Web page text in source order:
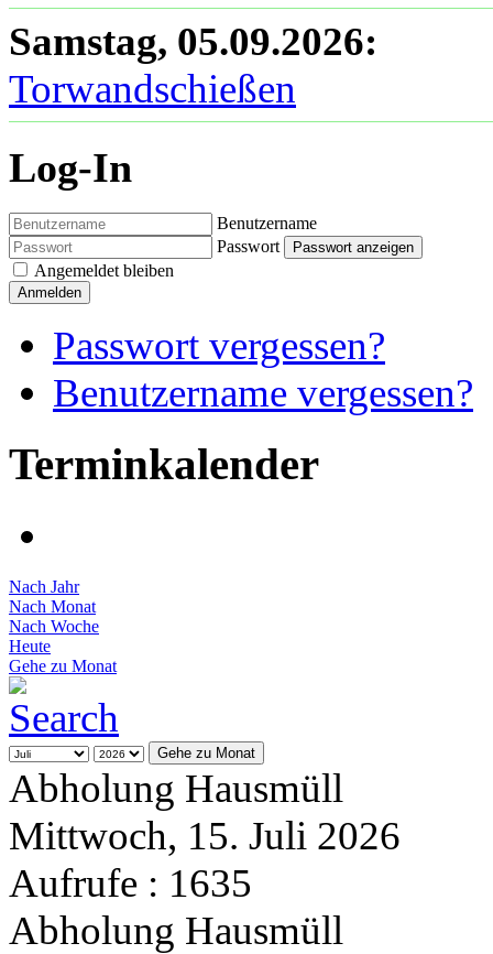
Samstag, 05.09.2026:
Torwandschießen
Log-In
Benutzername
Passwort
Passwort anzeigen
Angemeldet bleiben
Anmelden
Passwort vergessen?
Benutzername vergessen?
Terminkalender
Nach Jahr
Nach Monat
Nach Woche
Heute
Gehe zu Monat
Gehe zu Monat
Abholung Hausmüll
Mittwoch, 15. Juli 2026
Aufrufe : 1635
Abholung Hausmüll